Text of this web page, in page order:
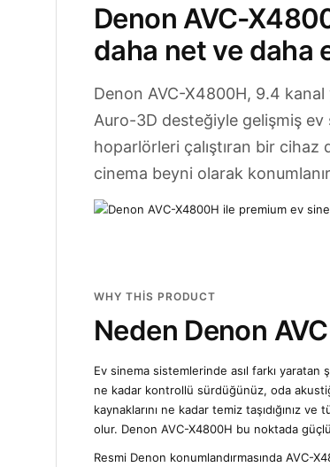
Denon AVC-
daha net ve daha
Denon AVC-X4800H, 9.4 kanal
Auro-3D desteğiyle gelişmiş ev
hoparlörleri çalıştıran bir
cinema beyni olarak
WHY THIS PRODUCT
Neden Denon
Ev sinema sistemlerinde asıl farkı yaratan
ne kadar kontrollü sürdüğünüz, oda
kaynaklarını ne kadar temiz taşıdığınız ve
olur. Denon AVC-X4800H bu noktada
Resmi Denon konumlandırmasında AVC-